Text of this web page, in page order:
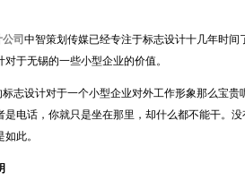
司 中智策划传媒已经专注于标志设计十几年时
于无锡的一些小型企业的价值。
设计对于一个小型企业对外工作形象那么宝贵
是电话，你就只是坐在那里，却什么都不能干。
此。